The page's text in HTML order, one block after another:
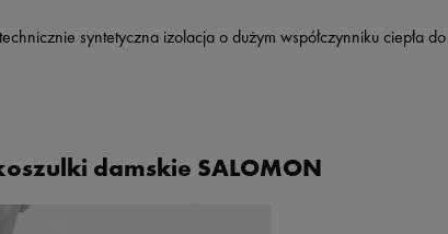
syntetyczna izolacja o dużym współczynniku ciepła
damskie SALOMON